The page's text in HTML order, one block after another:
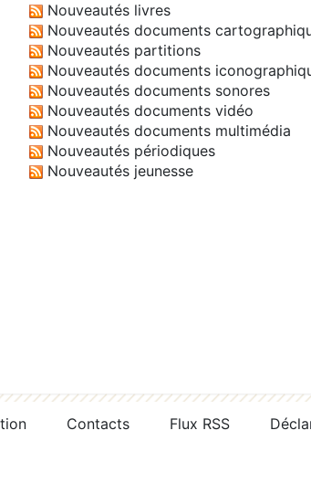
Nouveautés livres
Nouveautés documents
Nouveautés partitions
Nouveautés documents
Nouveautés documents sonores
Nouveautés documents vidéo
Nouveautés documents multimédia
Nouveautés périodiques
Nouveautés jeunesse
Contacts Flux RSS